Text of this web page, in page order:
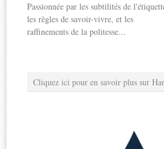
Passionnée par les subtilités de
les règles de savoir-vivre, et les
raffinements de la politesse...
Cliquez ici pour en savoir plus sur